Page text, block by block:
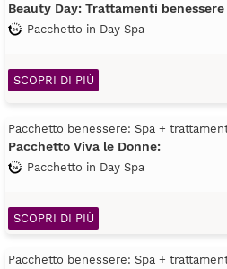
Beauty Day: Trattamenti benessere
Pacchetto in Day Spa
SCOPRI DI PIÙ
Pacchetto benessere: Spa +
Pacchetto Viva le Donne:
Pacchetto in Day Spa
SCOPRI DI PIÙ
Pacchetto benessere: Spa +